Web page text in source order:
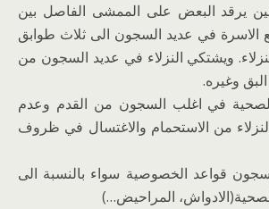
يرقد البعض على الممشى الفاصل بين
الاسرة في عديد السجون الى ثلاث طوابق
ويشتكي النزلاء في عديد السجون من
وغيره.
في اغلب السجون من القدم وعدم
من الاستحمام والاغتسال في ظروف
قواعد الخصوصية سواء بالنسبة الى
المراحيض…)